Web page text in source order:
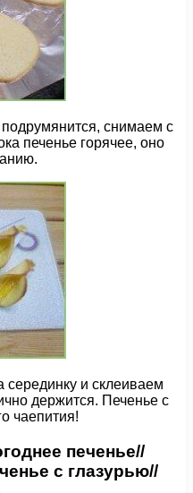
снимаем с
печенье горячее, оно
и склеиваем
держится. Печенье с
чаепития!
печенье//
с глазурью//